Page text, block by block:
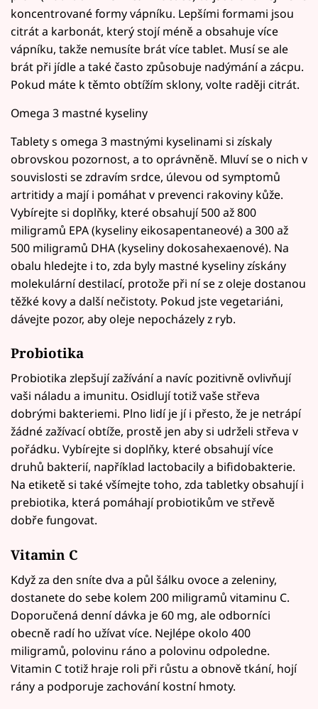
koncentrované formy vápníku. Lepšími formami jsou
citrát a karbonát, který stojí méně a obsahuje více
vápníku, takže nemusíte brát více tablet. Musí se ale
brát při jídle a také často způsobuje nadýmání a zácpu.
Pokud máte k těmto obtížím sklony, volte raději citrát.
Omega 3 mastné kyseliny
Tablety s omega 3 mastnými kyselinami si získaly
obrovskou pozornost, a to oprávněně. Mluví se o nich v
souvislosti se zdravím srdce, úlevou od symptomů
artritidy a mají i pomáhat v prevenci rakoviny kůže.
Vybírejte si doplňky, které obsahují 500 až 800
miligramů EPA (kyseliny eikosapentaneové) a 300 až
500 miligramů DHA (kyseliny dokosahexaenové). Na
obalu hledejte i to, zda byly mastné kyseliny získány
molekulární destilací, protože při ní se z oleje dostanou
těžké kovy a další nečistoty. Pokud jste vegetariáni,
dávejte pozor, aby oleje nepocházely z ryb.
Probiotika
Probiotika zlepšují zažívání a navíc pozitivně ovlivňují
vaši náladu a imunitu. Osidlují totiž vaše střeva
dobrými bakteriemi. Plno lidí je jí i přesto, že je netrápí
žádné zažívací obtíže, prostě jen aby si udrželi střeva v
pořádku. Vybírejte si doplňky, které obsahují více
druhů bakterií, například lactobacily a bifidobakterie.
Na etiketě si také všímejte toho, zda tabletky obsahují i
prebiotika, která pomáhají probiotikům ve střevě
dobře fungovat.
Vitamin C
Když za den sníte dva a půl šálku ovoce a zeleniny,
dostanete do sebe kolem 200 miligramů vitaminu C.
Doporučená denní dávka je 60 mg, ale odborníci
obecně radí ho užívat více. Nejlépe okolo 400
miligramů, polovinu ráno a polovinu odpoledne.
Vitamin C totiž hraje roli při růstu a obnově tkání, hojí
rány a podporuje zachování kostní hmoty.